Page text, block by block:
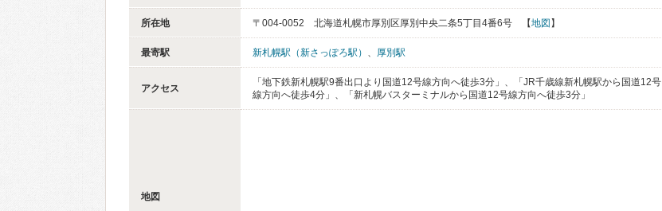
所在地 〒004-0052 北海道札幌市厚別区厚別中央二条5丁目4番6号 【地図 】
最寄駅 新札幌駅（新さっぽろ駅） 、 厚別駅
アクセス
「地下鉄新札幌駅9番出口より国道12号線方向へ徒歩3分」、「JR千歳線新札幌駅から国道12号
線方向へ徒歩4分」、「新札幌バスターミナルから国道12号線方向へ徒歩3分」
地図